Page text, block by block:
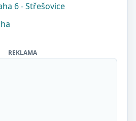
6 - Střešovice
REKLAMA